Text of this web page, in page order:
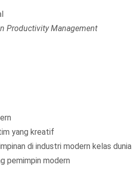
Productivity Management
yang kreatif
di industri modern kelas dunia
pemimpin modern